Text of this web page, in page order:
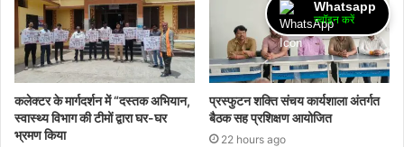
कलेक्टर के मार्गदर्शन में “दस्तक अभियान,‌
स्वास्थ्य विभाग की टीमों द्वारा घर-घर
भ्रमण किया
प्रस्फुटन शक्ति संचय कार्यशाला अंतर्गत
बैठक सह प्रशिक्षण आयोजित
22 hours ago
Whatsapp
ज्वॉइन करें